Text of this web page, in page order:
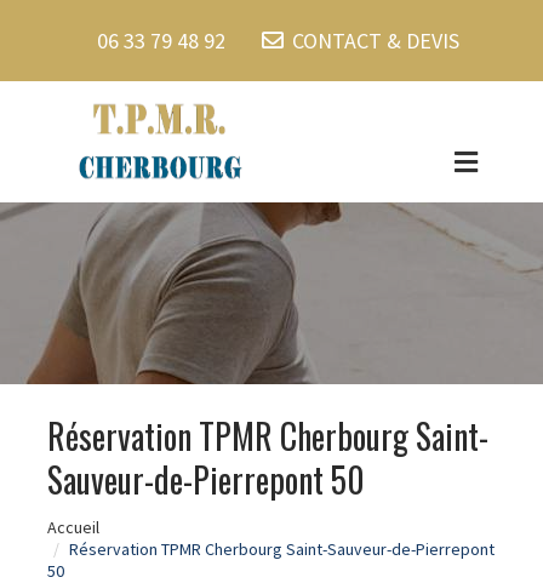
06 33 79 48 92 CONTACT & DEVIS
Réservation TPMR Cherbourg Saint-
Sauveur-de-Pierrepont 50
Accueil
Réservation TPMR Cherbourg Saint-Sauveur-de-Pierrepont
50